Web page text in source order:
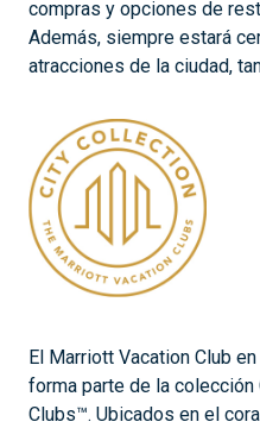
compras y opciones de
Además, siempre estará
atracciones de la ciudad,
El Marriott Vacation Club
forma parte de la
Clubs™. Ubicados en el